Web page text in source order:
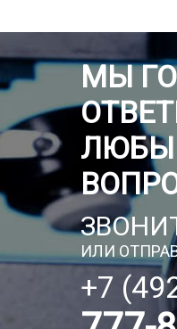
МЫ
ИЛИ
+7